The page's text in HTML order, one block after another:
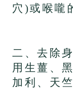
穴)或喉嚨
二、去除
用生薑、
加利、天